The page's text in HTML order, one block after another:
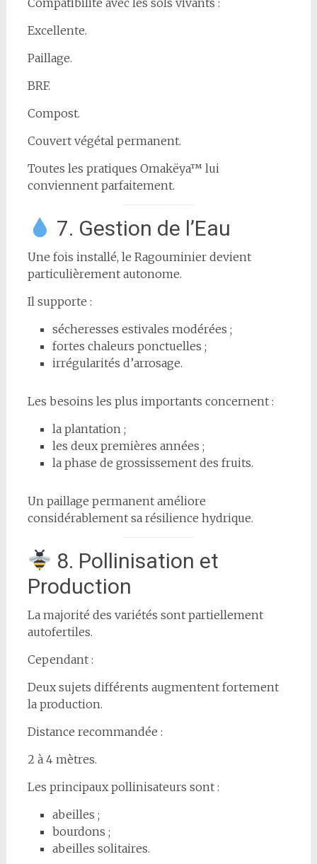
Excellente.
Paillage.
BRF.
Compost.
Couvert végétal permanent.
Toutes les pratiques Omakëya™ lui
conviennent parfaitement.
7. Gestion de l’Eau
Une fois installé, le Ragouminier devient
particulièrement autonome.
Il supporte :
sécheresses estivales modérées ;
fortes chaleurs ponctuelles ;
irrégularités d’arrosage.
Les besoins les plus importants concernent :
la plantation ;
les deux premières années ;
la phase de grossissement des fruits.
Un paillage permanent améliore
considérablement sa résilience hydrique.
8. Pollinisation et
Production
La majorité des variétés sont partiellement
autofertiles.
Cependant :
Deux sujets différents augmentent fortement
la production.
Distance recommandée :
2 à 4 mètres.
Les principaux pollinisateurs sont :
abeilles ;
bourdons ;
abeilles solitaires.